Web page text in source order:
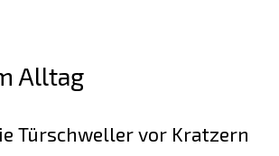
Alltag
Türschweller vor Kratzern